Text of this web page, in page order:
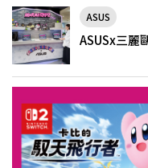
ASUS
ASUSx三麗